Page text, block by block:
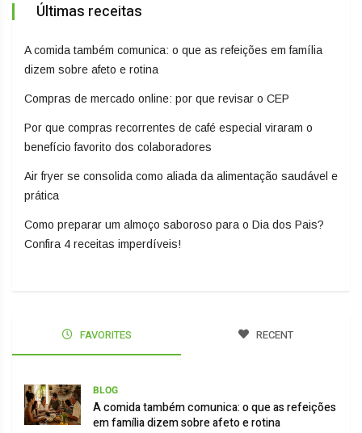
Últimas receitas
A comida também comunica: o que as refeições em família
dizem sobre afeto e rotina
Compras de mercado online: por que revisar o CEP
Por que compras recorrentes de café especial viraram o
benefício favorito dos colaboradores
Air fryer se consolida como aliada da alimentação saudável e
prática
Como preparar um almoço saboroso para o Dia dos Pais?
Confira 4 receitas imperdíveis!
FAVORITES RECENT
BLOG
A comida também comunica: o que as refeições
em família dizem sobre afeto e rotina